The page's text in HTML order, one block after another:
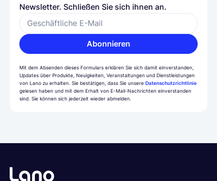
Newsletter. Schließen Sie sich ihnen an.
Geschäftliche E-Mail
Abonnieren
Mit dem Absenden dieses Formulars erklären Sie sich damit einverstanden,
Updates über Produkte, Neuigkeiten, Veranstaltungen und Dienstleistungen
von Lano zu erhalten. Sie bestätigen, dass Sie unsere Datenschutzrichtlinie
gelesen haben und mit dem Erhalt von E-Mail-Nachrichten einverstanden
sind. Sie können sich jederzeit wieder abmelden.